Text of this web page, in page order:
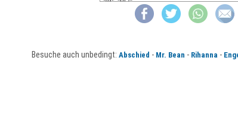
Besuche auch unbedingt: Abschied - Mr. Bean - Rihanna -